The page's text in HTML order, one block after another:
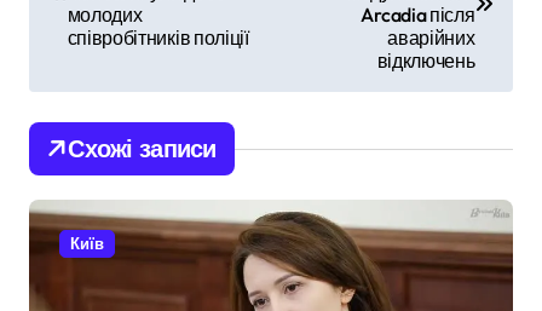
і
г
а
ц
і
молодих
співробітників поліції
Arcadia після
аварійних
відключень
Схожі записи
Київ